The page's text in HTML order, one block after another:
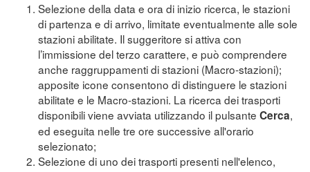
Selezione della data e ora di inizio ricerca, le stazioni
di partenza e di arrivo, limitate eventualmente alle sole
stazioni abilitate. Il suggeritore si attiva con
l’immissione del terzo carattere, e può comprendere
anche raggruppamenti di stazioni (Macro-stazioni);
apposite icone consentono di distinguere le stazioni
abilitate e le Macro-stazioni. La ricerca dei trasporti
disponibili viene avviata utilizzando il pulsante Cerca,
ed eseguita nelle tre ore successive all'orario
selezionato;
Selezione di uno dei trasporti presenti nell'elenco,